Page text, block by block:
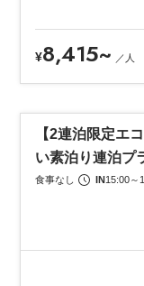
¥8,415~ ／ 人
【2連泊限定エ
い素泊り連泊プ
食事なし IN15:00～